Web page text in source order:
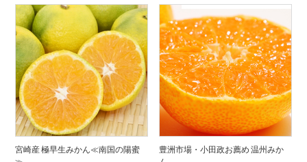
宮崎産 極早生みかん≪南国の陽蜜
豊洲市場・小田政お薦め 温州みか